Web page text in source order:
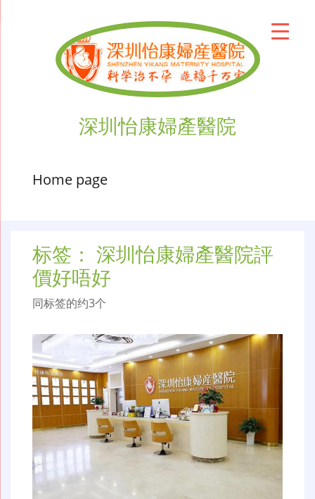
深圳怡康婦產醫院
Home page
标签： 深圳怡康婦產醫院評
價好唔好
同标签的约3个